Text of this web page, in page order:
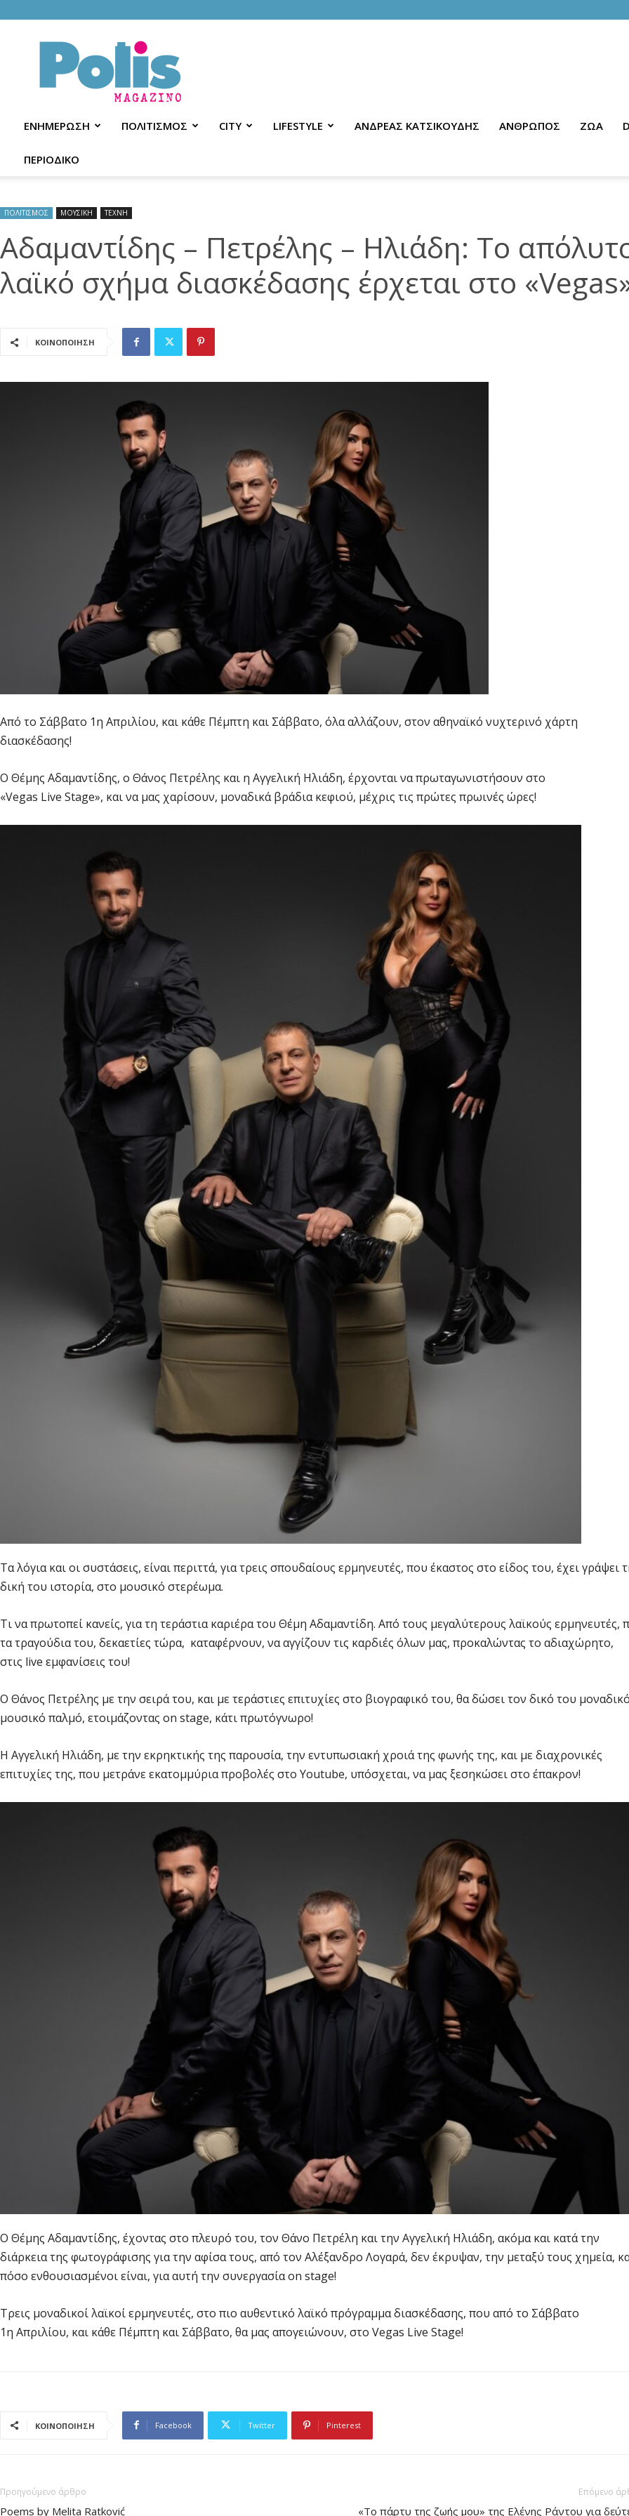
Polis
Magazino
ΕΝΗΜΕΡΩΣΗ ΠΟΛΙΤΙΣΜΟΣ CITY LIFESTYLE ΑΝΔΡΕΑΣ ΚΑΤΣΙΚΟΥΔΗΣ ΑΝΘΡΩΠΟΣ ΖΩΑ
ΠΕΡΙΟΔΙΚΟ
ΠΟΛΙΤΙΣΜΟΣ ΜΟΥΣΙΚΗ ΤΕΧΝΗ
Aδαμαντίδης – Πετρέλης – Ηλιάδη: Το
λαϊκό σχήμα διασκέδασης έρχεται στο
ΚΟΙΝΟΠΟΙΗΣΗ
Aπό το Σάββατο 1η Απριλίου, και κάθε Πέμπτη και Σάββατο, όλα αλλάζουν, στον αθηναϊκό νυχτερινό χάρτη
διασκέδασης!
Ο Θέμης Αδαμαντίδης, ο Θάνος Πετρέλης και η Αγγελική Ηλιάδη, έρχονται να πρωταγωνιστήσουν στο
«Vegas Live Stage», και να μας χαρίσουν, μοναδικά βράδια κεφιού, μέχρις τις πρώτες πρωινές ώρες!
Τα λόγια και οι συστάσεις, είναι περιττά, για τρεις σπουδαίους ερμηνευτές, που έκαστος στο είδος του, έχει γράψει
δική του ιστορία, στο μουσικό στερέωμα.
Τι να πρωτοπεί κανείς, για τη τεράστια καριέρα του Θέμη Αδαμαντίδη. Από τους μεγαλύτερους λαϊκούς ερμηνευτές,
τα τραγούδια του, δεκαετίες τώρα, καταφέρνουν, να αγγίζουν τις καρδιές όλων μας, προκαλώντας το αδιαχώρητο,
στις live εμφανίσεις του!
Ο Θάνος Πετρέλης με την σειρά του, και με τεράστιες επιτυχίες στο βιογραφικό του, θα δώσει τον δικό του
μουσικό παλμό, ετοιμάζοντας on stage, κάτι πρωτόγνωρο!
Η Αγγελική Ηλιάδη, με την εκρηκτικής της παρουσία, την εντυπωσιακή χροιά της φωνής της, και με διαχρονικές
επιτυχίες της, που μετράνε εκατομμύρια προβολές στο Youtube, υπόσχεται, να μας ξεσηκώσει στο έπακρον!
Ο Θέμης Αδαμαντίδης, έχοντας στο πλευρό του, τον Θάνο Πετρέλη και την Αγγελική Ηλιάδη, ακόμα και κατά την
διάρκεια της φωτογράφισης για την αφίσα τους, από τον Αλέξανδρο Λογαρά, δεν έκρυψαν, την μεταξύ τους χημεία,
πόσο ενθουσιασμένοι είναι, για αυτή την συνεργασία on stage!
Τρεις μοναδικοί λαϊκοί ερμηνευτές, στο πιο αυθεντικό λαϊκό πρόγραμμα διασκέδασης, που από το Σάββατο
1η Απριλίου, και κάθε Πέμπτη και Σάββατο, θα μας απογειώνουν, στο Vegas Live Stage!
ΚΟΙΝΟΠΟΙΗΣΗ Facebook Twitter Pinterest
Προηγούμενο άρθρο
Poems by Melita Ratković
Επόμενο
«Το πάρτυ της ζωής μου» της Ελένης Ράντου για